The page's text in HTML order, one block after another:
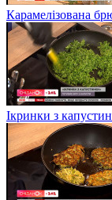
Карамелізована
Ікринки з